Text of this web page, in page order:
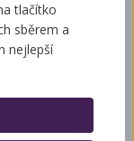
tlačítko
sběrem a
nejlepší